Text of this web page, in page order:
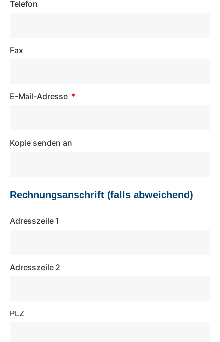
Telefon
Fax
E-Mail-Adresse
Kopie senden an
Rechnungsanschrift (falls abweichend)
Adresszeile 1
Adresszeile 2
PLZ